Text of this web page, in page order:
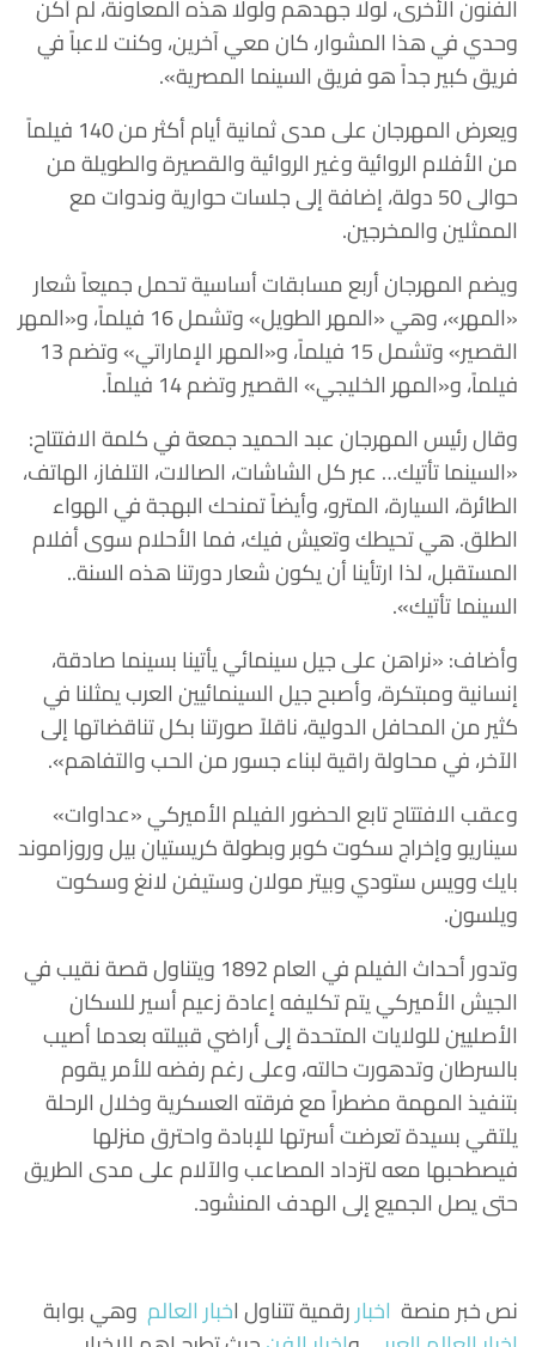
الفنون الأخرى، لولا جهدهم ولولا هذه المعاونة، لم أكن
وحدي في هذا المشوار، كان معي آخرين، وكنت لاعباً في
فريق كبير جداً هو فريق السينما المصرية».
ويعرض المهرجان على مدى ثمانية أيام أكثر من 140 فيلماً
من الأفلام الروائية وغير الروائية والقصيرة والطويلة من
حوالى 50 دولة، إضافة إلى جلسات حوارية وندوات مع
الممثلين والمخرجين.
ويضم المهرجان أربع مسابقات أساسية تحمل جميعاً شعار
«المهر»، وهي «المهر الطويل» وتشمل 16 فيلماً، و«المهر
القصير» وتشمل 15 فيلماً، و«المهر الإماراتي» وتضم 13
فيلماً، و«المهر الخليجي» القصير وتضم 14 فيلماً.
وقال رئيس المهرجان عبد الحميد جمعة في كلمة الافتتاح:
«السينما تأتيك… عبر كل الشاشات، الصالات، التلفاز، الهاتف،
الطائرة، السيارة، المترو، وأيضاً تمنحك البهجة في الهواء
الطلق. هي تحيطك وتعيش فيك، فما الأحلام سوى أفلام
المستقبل، لذا ارتأينا أن يكون شعار دورتنا هذه السنة..
السينما تأتيك».
وأضاف: «نراهن على جيل سينمائي يأتينا بسينما صادقة،
إنسانية ومبتكرة، وأصبح جيل السينمائيين العرب يمثلنا في
كثير من المحافل الدولية، ناقلاً صورتنا بكل تناقضاتها إلى
الآخر، في محاولة راقية لبناء جسور من الحب والتفاهم».
وعقب الافتتاح تابع الحضور الفيلم الأميركي «عداوات»
سيناريو وإخراج سكوت كوبر وبطولة كريستيان بيل وروزاموند
بايك وويس ستودي وبيتر مولان وستيفن لانغ وسكوت
ويلسون.
وتدور أحداث الفيلم في العام 1892 ويتناول قصة نقيب في
الجيش الأميركي يتم تكليفه إعادة زعيم أسير للسكان
الأصليين للولايات المتحدة إلى أراضي قبيلته بعدما أصيب
بالسرطان وتدهورت حالته، وعلى رغم رفضه للأمر يقوم
بتنفيذ المهمة مضطراً مع فرقته العسكرية وخلال الرحلة
يلتقي بسيدة تعرضت أسرتها للإبادة واحترق منزلها
فيصطحبها معه لتزداد المصاعب والآلام على مدى الطريق
حتى يصل الجميع إلى الهدف المنشود.
نص خبر منصة اخباررقمية تتناولاخبار العالم وهي بوابة